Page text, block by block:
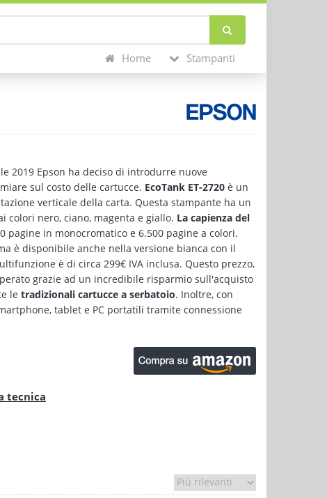
Home Stampanti
2019 Epson ha deciso di introdurre nuove
sul costo delle cartucce. EcoTank ET-2720 è un
verticale della carta. Questa stampante ha un
nero, ciano, magenta e giallo. La capienza del
pagine in monocromatico e 6.500 pagine a colori.
è disponibile anche nella versione bianca con il
è di circa 299€ IVA inclusa. Questo prezzo,
grazie ad un incredibile risparmio sull'acquisto
le tradizionali cartucce a serbatoio. Inoltre, con
tablet e PC portatili tramite connessione
tecnica